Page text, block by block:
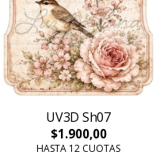
UV3D Sh07
$1.900,00
HASTA 12 CUOTAS